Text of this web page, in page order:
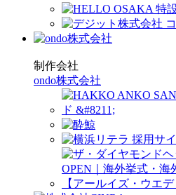
制作会社
ondo株式会社